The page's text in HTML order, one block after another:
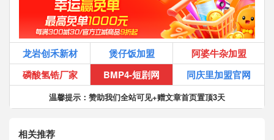
龙岩创禾新材 煲仔饭加盟
阿婆牛杂加盟
磷酸氢锆厂家
BMP4-短剧网 同庆里加盟官网
温馨提示：赞助我们全站可见+赠文章首页置顶3天
相关推荐